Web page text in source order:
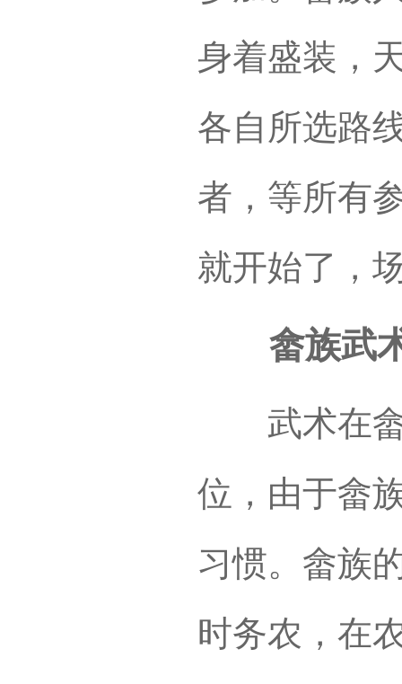
身着盛装，
各自所选路
者，等所有
就开始了，
畲族武
武术在畲
位，由于畲
习惯。畲族
时务农，在